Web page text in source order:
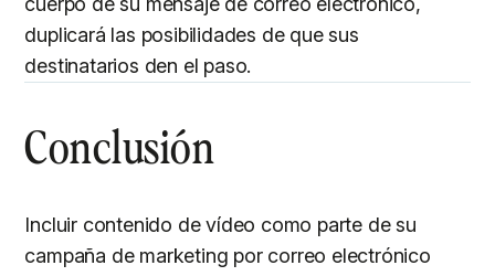
duplicará las posibilidades de que sus
destinatarios den el paso.
Conclusión
Incluir contenido de vídeo como parte de su
campaña de marketing por correo electrónico